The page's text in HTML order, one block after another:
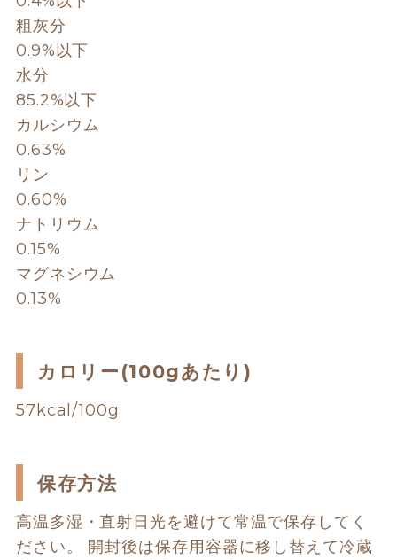
粗灰分
0.9%以下
水分
85.2%以下
カルシウム
0.63%
リン
0.60%
ナトリウム
0.15%
マグネシウム
0.13%
カロリー(100gあたり)
57kcal/100g
保存方法
高温多湿・直射日光を避けて常温で保存してく
ださい。 開封後は保存用容器に移し替えて冷蔵